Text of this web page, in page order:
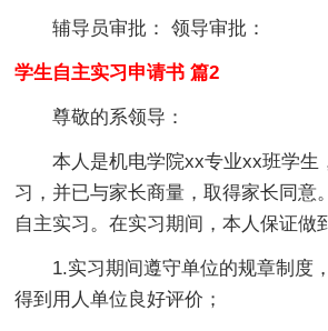
辅导员审批： 领导审批：
学生自主实习申请书 篇2
尊敬的系领导：
本人是机电学院xx专业xx班学生
习，并已与家长商量，取得家长同意
自主实习。在实习期间，本人保证做
1.实习期间遵守单位的规章制度
得到用人单位良好评价；